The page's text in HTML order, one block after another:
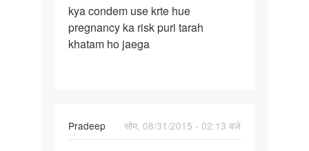
kya
condem
use
kya condem use krte hue
pregnancy ka risk puri tarah
khatam ho jaega
Pradeep
सोम, 08/31/2015 - 02:13 बजे